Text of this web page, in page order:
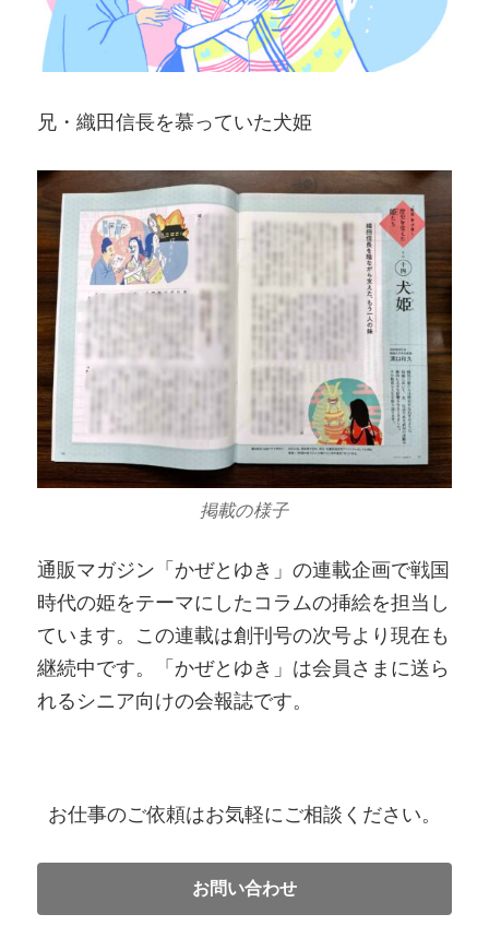
兄・織田信長を慕っていた犬姫
掲載の様子
通販マガジン「かぜとゆき」の連載企画で戦国
時代の姫をテーマにしたコラムの挿絵を担当し
ています。この連載は創刊号の次号より現在も
継続中です。「かぜとゆき」は会員さまに送ら
れるシニア向けの会報誌です。
お仕事のご依頼はお気軽にご相談ください。
お問い合わせ